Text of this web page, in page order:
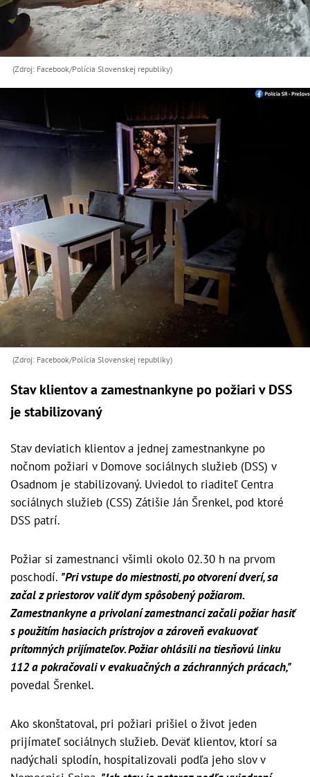
(Zdroj: Facebook/Polícia Slovenskej republiky)
(Zdroj: Facebook/Polícia Slovenskej republiky)
Stav klientov a zamestnankyne po požiari v DSS
je stabilizovaný
Stav deviatich klientov a jednej zamestnankyne po
nočnom požiari v Domove sociálnych služieb (DSS) v
Osadnom je stabilizovaný. Uviedol to riaditeľ Centra
sociálnych služieb (CSS) Zátišie Ján Šrenkel, pod ktoré
DSS patrí.
Požiar si zamestnanci všimli okolo 02.30 h na prvom
poschodí. "Pri vstupe do miestnosti, po otvorení dverí, sa
začal z priestorov valiť dym spôsobený požiarom.
Zamestnankyne a privolaní zamestnanci začali požiar hasiť
s použitím hasiacich prístrojov a zároveň evakuovať
prítomných prijímateľov. Požiar ohlásili na tiesňovú linku
112 a pokračovali v evakuačných a záchranných prácach,"
povedal Šrenkel.
Ako skonštatoval, pri požiari prišiel o život jeden
prijímateľ sociálnych služieb. Deväť klientov, ktorí sa
nadýchali splodín, hospitalizovali podľa jeho slov v